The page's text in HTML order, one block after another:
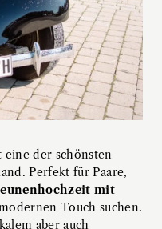
eine der schönsten
Perfekt für Paare,
mit
Touch suchen.
aber auch